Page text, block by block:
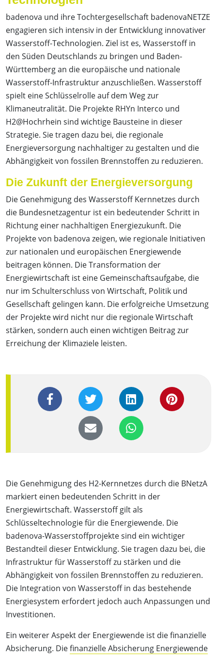
badenova und ihre Tochtergesellschaft badenovaNETZE
engagieren sich intensiv in der Entwicklung innovativer
Wasserstoff-Technologien. Ziel ist es, Wasserstoff in
den Süden Deutschlands zu bringen und Baden-
Württemberg an die europäische und nationale
Wasserstoff-Infrastruktur anzuschließen. Wasserstoff
spielt eine Schlüsselrolle auf dem Weg zur
Klimaneutralität. Die Projekte RHYn Interco und
H2@Hochrhein sind wichtige Bausteine in dieser
Strategie. Sie tragen dazu bei, die regionale
Energieversorgung nachhaltiger zu gestalten und die
Abhängigkeit von fossilen Brennstoffen zu reduzieren.
Die Zukunft der Energieversorgung
Die Genehmigung des Wasserstoff Kernnetzes durch
die Bundesnetzagentur ist ein bedeutender Schritt in
Richtung einer nachhaltigen Energiezukunft. Die
Projekte von badenova zeigen, wie regionale Initiativen
zur nationalen und europäischen Energiewende
beitragen können. Die Transformation der
Energiewirtschaft ist eine Gemeinschaftsaufgabe, die
nur im Schulterschluss von Wirtschaft, Politik und
Gesellschaft gelingen kann. Die erfolgreiche Umsetzung
der Projekte wird nicht nur die regionale Wirtschaft
stärken, sondern auch einen wichtigen Beitrag zur
Erreichung der Klimaziele leisten.
Die Genehmigung des H2-Kernnetzes durch die BNetzA
markiert einen bedeutenden Schritt in der
Energiewirtschaft. Wasserstoff gilt als
Schlüsseltechnologie für die Energiewende. Die
badenova-Wasserstoffprojekte sind ein wichtiger
Bestandteil dieser Entwicklung. Sie tragen dazu bei, die
Infrastruktur für Wasserstoff zu stärken und die
Abhängigkeit von fossilen Brennstoffen zu reduzieren.
Die Integration von Wasserstoff in das bestehende
Energiesystem erfordert jedoch auch Anpassungen und
Investitionen.
Ein weiterer Aspekt der Energiewende ist die finanzielle
Absicherung. Diefinanzielle Absicherung Energiewende